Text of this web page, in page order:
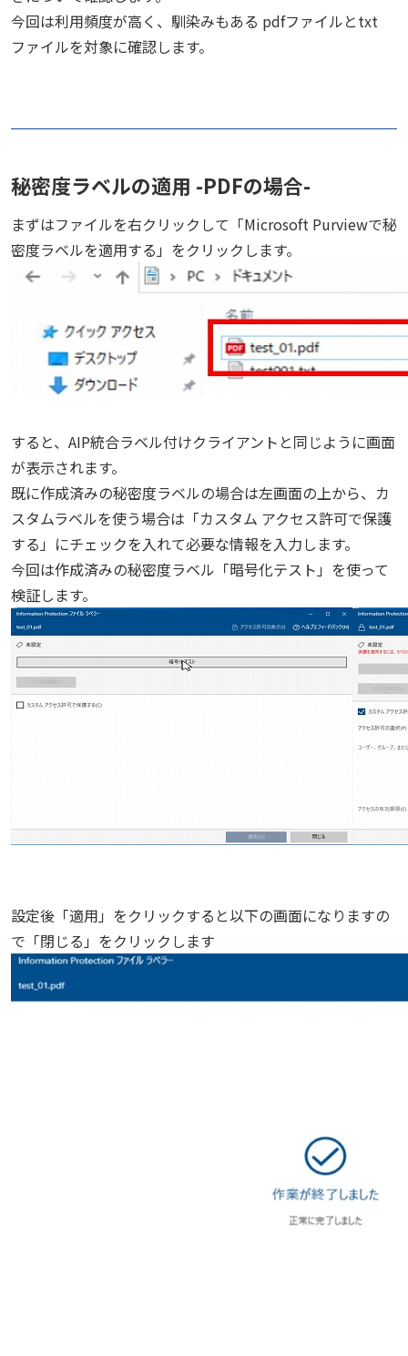
今回は利用頻度が高く、馴染みもある pdfファイルとtxt
ファイルを対象に確認します。
秘密度ラベルの適用 -PDFの場合-
まずはファイルを右クリックして「Microsoft Purviewで秘
密度ラベルを適用する」をクリックします。
すると、AIP統合ラベル付けクライアントと同じように画面
が表示されます。
既に作成済みの秘密度ラベルの場合は左画面の上から、カ
スタムラベルを使う場合は「カスタム アクセス許可で保護
する」にチェックを入れて必要な情報を入力します。
今回は作成済みの秘密度ラベル「暗号化テスト」を使って
検証します。
設定後「適用」をクリックすると以下の画面になりますの
で「閉じる」をクリックします